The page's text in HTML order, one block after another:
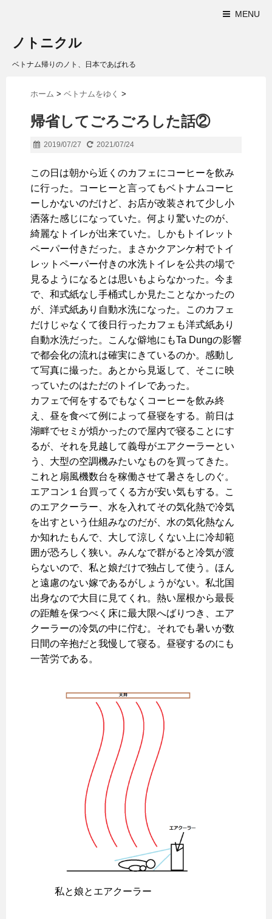
MENU
ノトニクル
ベトナム帰りのノト、日本であばれる
ホーム > ベトナムをゆく >
帰省してごろごろした話②
2019/07/27 2021/07/24
この日は朝から近くのカフェにコーヒーを飲み
に行った。コーヒーと言ってもベトナムコーヒ
ーしかないのだけど、お店が改装されて少し小
洒落た感じになっていた。何より驚いたのが、
綺麗なトイレが出来ていた。しかもトイレット
ペーパー付きだった。まさかクアンケ村でトイ
レットペーパー付きの水洗トイレを公共の場で
見るようになるとは思いもよらなかった。今ま
で、和式紙なし手桶式しか見たことなかったの
が、洋式紙あり自動水洗になった。このカフェ
だけじゃなくて後日行ったカフェも洋式紙あり
自動水洗だった。こんな僻地にもTa Dungの影響
で都会化の流れは確実にきているのか。感動し
て写真に撮った。あとから見返して、そこに映
っていたのはただのトイレであった。
カフェで何をするでもなくコーヒーを飲み終
え、昼を食べて例によって昼寝をする。前日は
湖畔でセミが煩かったので屋内で寝ることにす
るが、それを見越して義母がエアクーラーとい
う、大型の空調機みたいなものを買ってきた。
これと扇風機数台を稼働させて暑さをしのぐ。
エアコン１台買ってくる方が安い気もする。こ
のエアクーラー、水を入れてその気化熱で冷気
を出すという仕組みなのだが、水の気化熱なん
か知れたもんで、大して涼しくない上に冷却範
囲が恐ろしく狭い。みんなで群がると冷気が渡
らないので、私と娘だけで独占して使う。ほん
と遠慮のない嫁であるがしょうがない。私北国
出身なので大目に見てくれ。熱い屋根から最長
の距離を保つべく床に最大限へばりつき、エア
クーラーの冷気の中に佇む。それでも暑いが数
日間の辛抱だと我慢して寝る。昼寝するのにも
一苦労である。
私と娘とエアクーラー